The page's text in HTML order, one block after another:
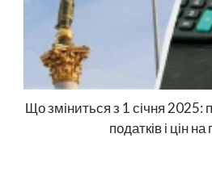
Що зміниться з 1 січня 2025:
податків і цін